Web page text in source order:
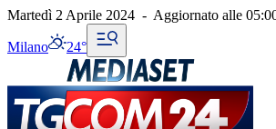
Martedì 2 Aprile 2024 - Aggiornato alle
Milano 24°